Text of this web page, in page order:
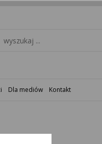
Dla mediów Kontakt